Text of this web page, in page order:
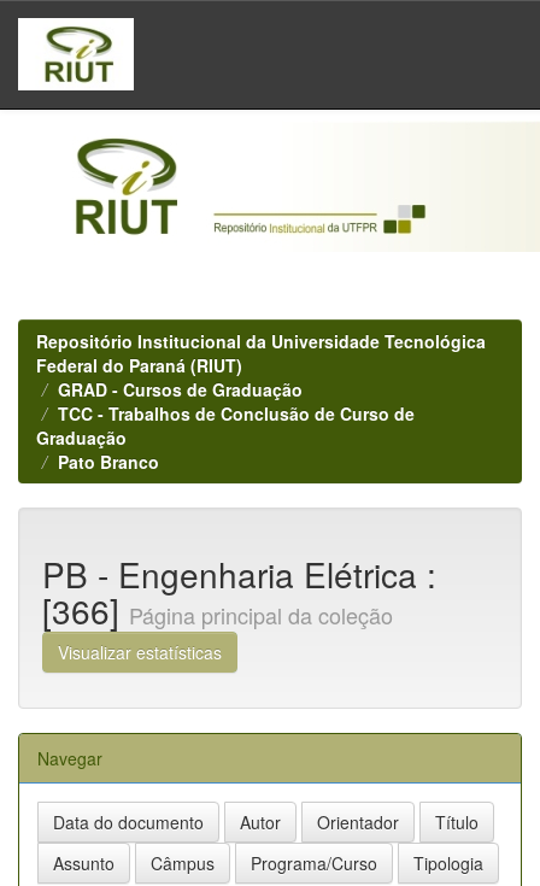
Skip
navigation
Repositório Institucional da Universidade Tecnológica
Federal do Paraná (RIUT)
GRAD - Cursos de Graduação
TCC - Trabalhos de Conclusão de Curso de
Graduação
Pato Branco
PB - Engenharia Elétrica :
[366] Página principal da coleção
Visualizar estatísticas
Navegar